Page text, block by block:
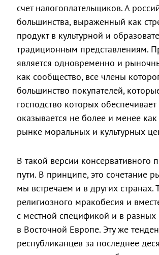
счет налогоплательщиков. А
большинства, выраженный как
продукт в культурной и
традиционным представлениям.
является одновременно и
как сообщество, все члены
большинство покупателей,
господство которых
оказывается не более и менее
рынке моральных и культурных
В такой версии консервативного
пути. В принципе, это сочетание
мы встречаем и в других
религиозного мракобесия и
с местной спецификой и в
в Восточной Европе. Эту же
республиканцев за последнее